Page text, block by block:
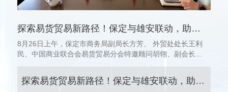
探索易货贸易新路径！保定与雄安联动，助
力...
8月26日上午，保定市商务局副局长方芳、 外贸处处长王利
民、中国商业联合会易货贸易分会特邀顾问胡翎、副会长吴
探索易货贸易新路径！保定与雄安联动，助力